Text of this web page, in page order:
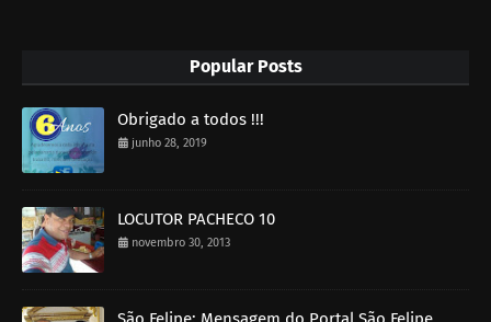
Popular Posts
Obrigado a todos !!!
junho 28, 2019
LOCUTOR PACHECO 10
novembro 30, 2013